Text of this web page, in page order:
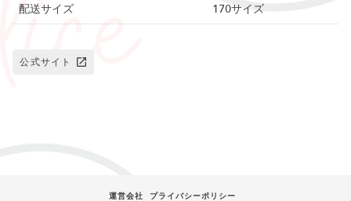
配送サイズ
170サイズ
公式サイト
運営会社 プライバシーポリシー